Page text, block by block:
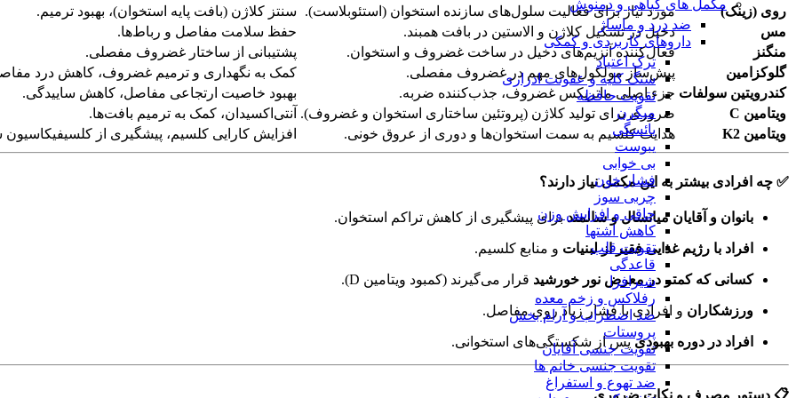
مکمل های گیاهی و دمنوش
ضد درد و ماساژ
داروهای کاربردی و کمکی
ترک اعتیاد
سنگ کلیه و عفونت ادراری
تقویت حافظه
میگرن
یائسگی
یبوست
بی خوابی
فشار خون
چربی سوز
چاقی و افزایش وزن
کاهش اشتها
تقویت قلب
قاعدگی
شیرافزا
رفلاکس و زخم معده
ضد اضطراب و آرام بخش
پروستات
تقویت جنسی آقایان
تقویت جنسی خانم ها
ضد تهوع و استفراغ
روی (زینک)
مورد نیاز برای فعالیت سلول‌های سازنده استخوان (استئوبلاست).
سنتز کلاژن (بافت پایه استخوان)، بهبود ترمیم.
مس
دخیل در تشکیل کلاژن و الاستین در بافت همبند.
حفظ سلامت مفاصل و رباط‌ها.
منگنز
فعال‌کننده آنزیم‌های دخیل در ساخت غضروف و استخوان.
پشتیبانی از ساختار غضروف مفصلی.
گلوکزامین
پیش‌ساز مولکول‌های مهم در غضروف مفصلی.
کمک به نگهداری و ترمیم غضروف، کاهش درد
کندرویتین سولفات جزء اصلی ماتریکس غضروف، جذب‌کننده ضربه.
بهبود خاصیت ارتجاعی مفاصل، کاهش ساییدگی.
ویتامین C
ضروری برای تولید کلاژن (پروتئین ساختاری استخوان و غضروف). آنتی‌اکسیدان، کمک به ترمیم بافت‌ها.
ویتامین K2
هدایت کلسیم به سمت استخوان‌ها و دوری از عروق خونی. افزایش کارایی کلسیم، پیشگیری از کلسیفیکاسیون
✅ چه افرادی بیشتر به این مکمل نیاز دارند؟
بانوان و آقایان میانسال و سالمندبرای پیشگیری از کاهش تراکم استخوان.
افراد با رژیم غذایی فقیر از لبنیات و منابع کلسیم.
کسانی که کمتر در معرض نور خورشید قرار می‌گیرند (کمبود ویتامین D).
ورزشکاران و افرادی با فشار زیاد روی مفاصل.
افراد در دوره بهبودیپس از شکستگی‌های استخوانی.